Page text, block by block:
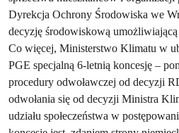
Dyrekcja Ochrony Środowiska we
decyzję środowiskową
Co więcej, Ministerstwo Klimatu w
PGE specjalną 6-letnią koncesję –
procedury odwoławczej od decyzji
odwołania się od decyzji Ministra
udziału społeczeństwa w